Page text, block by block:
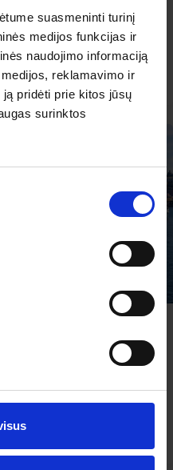
suasmeninti turinį
medijos funkcijas ir
naudojimo informaciją
reklamavimo ir
pridėti prie kitos jūsų
surinktos
433 €
PLAČIAU
-2% nuolaida TIK internetu